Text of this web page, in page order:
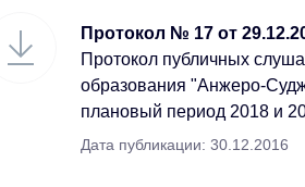
Протокол № 17 от
Протокол публичных
образования "Анжеро-
плановый период 2018 и
Дата публикации: 30.12.2016